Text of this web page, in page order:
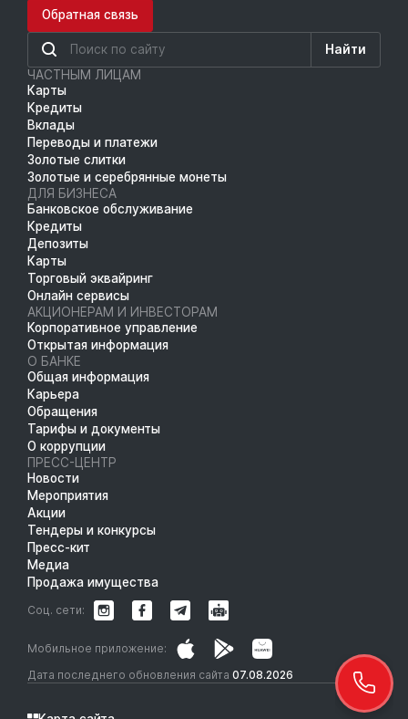
Обратная связь
Найти
ЧАСТНЫМ ЛИЦАМ
Карты
Кредиты
Вклады
Переводы и платежи
Золотые слитки
Золотые и серебрянные монеты
ДЛЯ БИЗНЕСА
Банковское обслуживание
Кредиты
Депозиты
Карты
Торговый эквайринг
Онлайн сервисы
АКЦИОНЕРАМ И ИНВЕСТОРАМ
Корпоративное управление
Открытая информация
О БАНКЕ
Общая информация
Карьера
Обращения
Тарифы и документы
О коррупции
ПРЕСС-ЦЕНТР
Новости
Мероприятия
Акции
Тендеры и конкурсы
Пресс-кит
Медиа
Продажа имущества
Дата последнего обновления сайта 07.08.2026
Мобильное приложение:
Соц. сети: